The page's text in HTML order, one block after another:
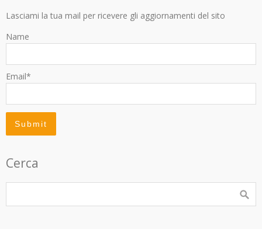
Lasciami la tua mail per ricevere gli aggiornamenti del sito
Name
Email*
Cerca